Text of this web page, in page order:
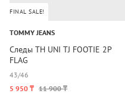
FINAL SALE!
TOMMY JEANS
Следы TH UNI TJ FOOTIE 2P
FLAG
43/46
5 950 ₸ 11 900 ₸